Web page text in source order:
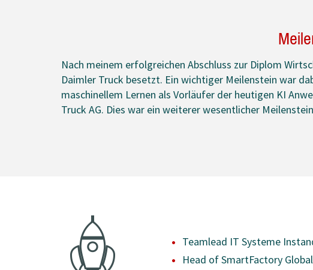
Nach meinem erfolgreichen Abschluss zur Diplom
Daimler Truck besetzt. Ein wichtiger Meilenstein war
maschinellem Lernen als Vorläufer der heutigen KI
Truck AG. Dies war ein weiterer wesentlicher
Teamlead IT Systeme
Head of SmartFactory